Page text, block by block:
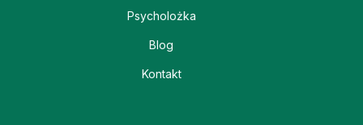
Psycholożka
Blog
Kontakt